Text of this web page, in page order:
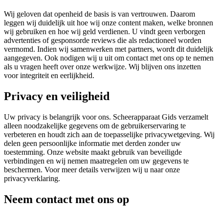
Wij geloven dat openheid de basis is van vertrouwen. Daarom
leggen wij duidelijk uit hoe wij onze content maken, welke bronnen
wij gebruiken en hoe wij geld verdienen. U vindt geen verborgen
advertenties of gesponsorde reviews die als redactioneel worden
vermomd. Indien wij samenwerken met partners, wordt dit duidelijk
aangegeven. Ook nodigen wij u uit om contact met ons op te nemen
als u vragen heeft over onze werkwijze. Wij blijven ons inzetten
voor integriteit en eerlijkheid.
Privacy en veiligheid
Uw privacy is belangrijk voor ons. Scheerapparaat Gids verzamelt
alleen noodzakelijke gegevens om de gebruikerservaring te
verbeteren en houdt zich aan de toepasselijke privacywetgeving. Wij
delen geen persoonlijke informatie met derden zonder uw
toestemming. Onze website maakt gebruik van beveiligde
verbindingen en wij nemen maatregelen om uw gegevens te
beschermen. Voor meer details verwijzen wij u naar onze
privacyverklaring.
Neem contact met ons op